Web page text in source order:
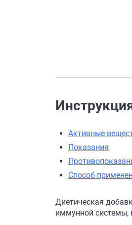
Активные
Показания
Способ
Диетическая
иммунной системы,